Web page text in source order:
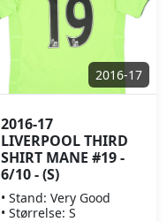
2016-17
2016-17
LIVERPOOL THIRD
SHIRT MANE #19 -
6/10 - (S)
• Stand: Very Good
• Størrelse: S